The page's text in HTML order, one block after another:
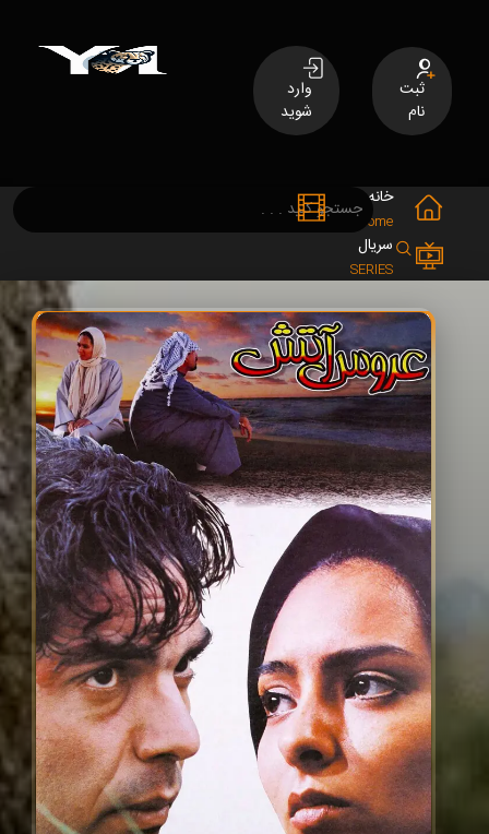
ثبت
نام
وارد
شوید
خانه
Home
سریال
SERIES